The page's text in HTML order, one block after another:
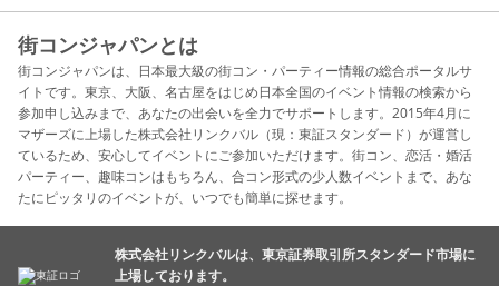
街コンジャパンとは
街コンジャパンは、日本最大級の街コン・パーティー情報の総合ポータルサ
イトです。東京、大阪、名古屋をはじめ日本全国のイベント情報の検索から
参加申し込みまで、あなたの出会いを全力でサポートします。2015年4月に
マザーズに上場した株式会社リンクバル（現：東証スタンダード）が運営し
ているため、安心してイベントにご参加いただけます。街コン、恋活・婚活
パーティー、趣味コンはもちろん、合コン形式の少人数イベントまで、あな
たにピッタリのイベントが、いつでも簡単に探せます。
株式会社リンクバルは、東京証券取引所スタンダード市場に
上場しております。